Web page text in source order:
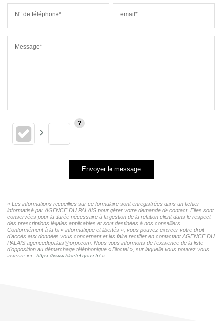
N° de téléphone* email*
Message*
Envoyer le message
« Les informations recueillies sur ce formulaire sont enregistrées dans un fichier
informatisé par AGENCE DU PALAIS pour gérer votre demande de contact. Elles sont
conservées pour la durée nécessaire à la gestion de la relation client dans le respect
des prescriptions légales applicables et sont destinées à nos conseillers
Conformément à la loi « informatique et libertés », vous pouvez exercer votre droit
d'accès aux données vous concernant et les faire rectifier en contactant AGENCE DU
PALAIS agencedupalais@orpi.com. Nous vous informons de l'existence de la liste
d'opposition au démarchage téléphonique « Bloctel », sur laquelle vous pouvez vous
inscrire ici : https://www.bloctel.gouv.fr/»